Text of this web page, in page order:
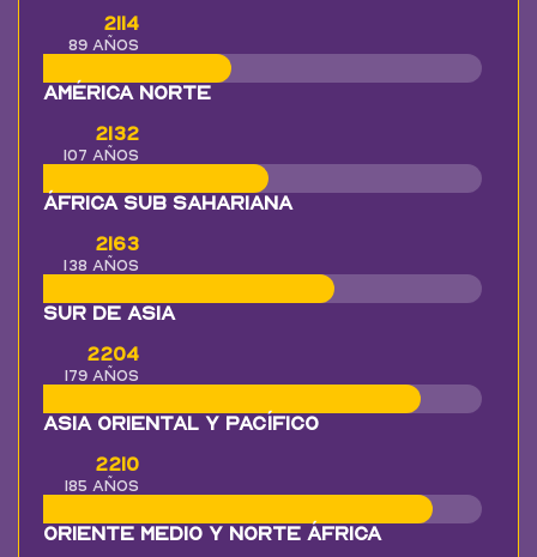
2114
89 años
América Norte
2132
107 años
África Sub Sahariana
2163
138 años
Sur de Asia
2204
179 años
Asia Oriental y Pacífico
2210
185 años
Oriente Medio y Norte África